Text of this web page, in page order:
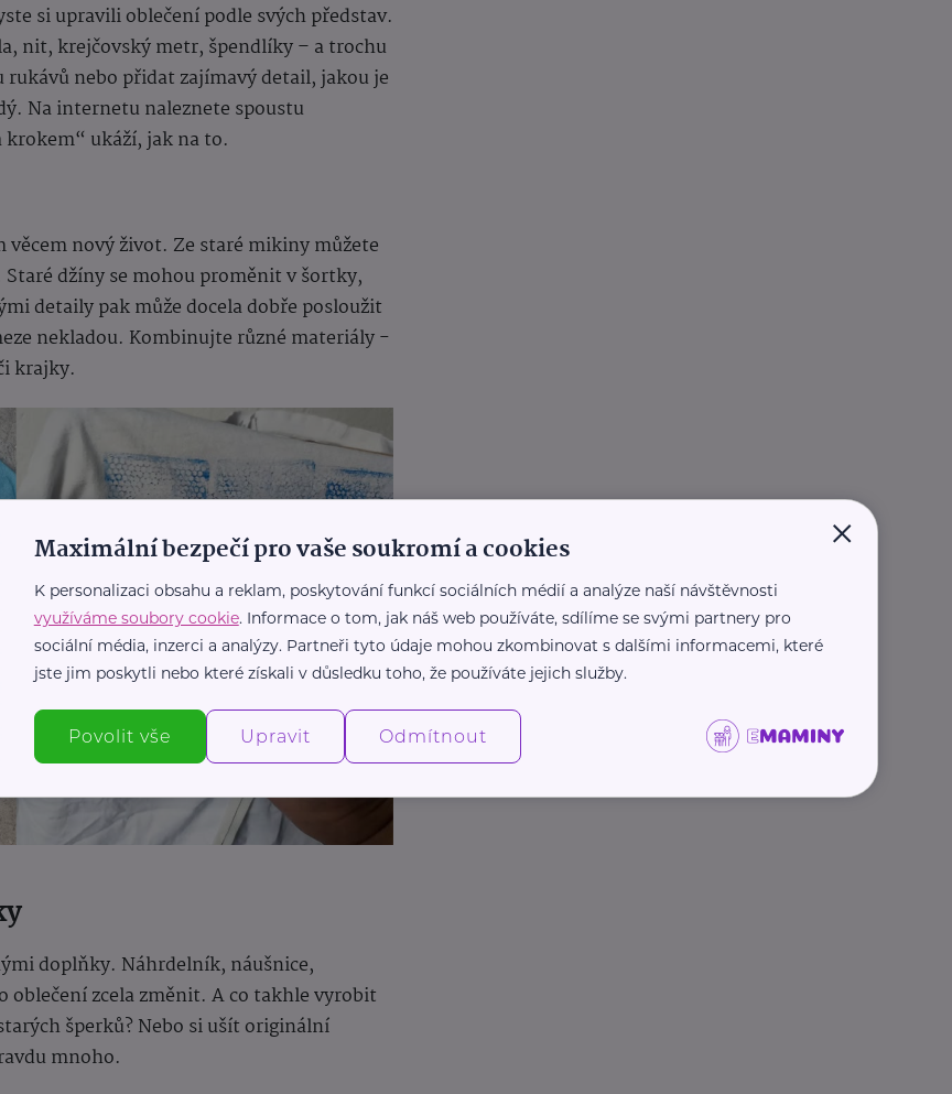
si upravili oblečení podle svých představ.
nit, krejčovský metr, špendlíky – a trochu
nebo přidat zajímavý detail, jakou je
Na internetu naleznete spoustu
ukáží, jak na to.
věcem nový život. Ze staré mikiny můžete
džíny se mohou proměnit v šortky,
detaily pak může docela dobře posloužit
nekladou. Kombinujte různé materiály -
krajky.
doplňky. Náhrdelník, náušnice,
oblečení zcela změnit. A co takhle vyrobit
šperků? Nebo si ušít originální
mnoho.
×
Maximální bezpečí pro vaše soukromí a cookies
K personalizaci obsahu a reklam, poskytování funkcí sociálních médií a analýze naší návštěvnosti
využíváme soubory cookie. Informace o tom, jak náš web používáte, sdílíme se svými partnery pro
sociální média, inzerci a analýzy. Partneři tyto údaje mohou zkombinovat s dalšími informacemi, které
jste jim poskytli nebo které získali v důsledku toho, že používáte jejich služby.
Povolit vše Upravit Odmítnout